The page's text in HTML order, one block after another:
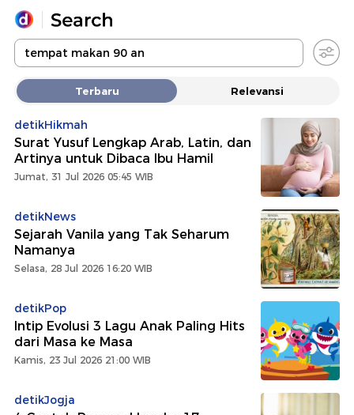
Yang sedang ramai dicari
Loading...
Promoted
Terbaru Relevansi
detikHikmah
Surat Yusuf Lengkap Arab, Latin, dan
Artinya untuk Dibaca Ibu Hamil
Jumat, 31 Jul 2026 05:45 WIB
detikNews
Sejarah Vanila yang Tak Seharum
Namanya
Selasa, 28 Jul 2026 16:20 WIB
detikPop
Intip Evolusi 3 Lagu Anak Paling Hits
dari Masa ke Masa
Kamis, 23 Jul 2026 21:00 WIB
detikJogja